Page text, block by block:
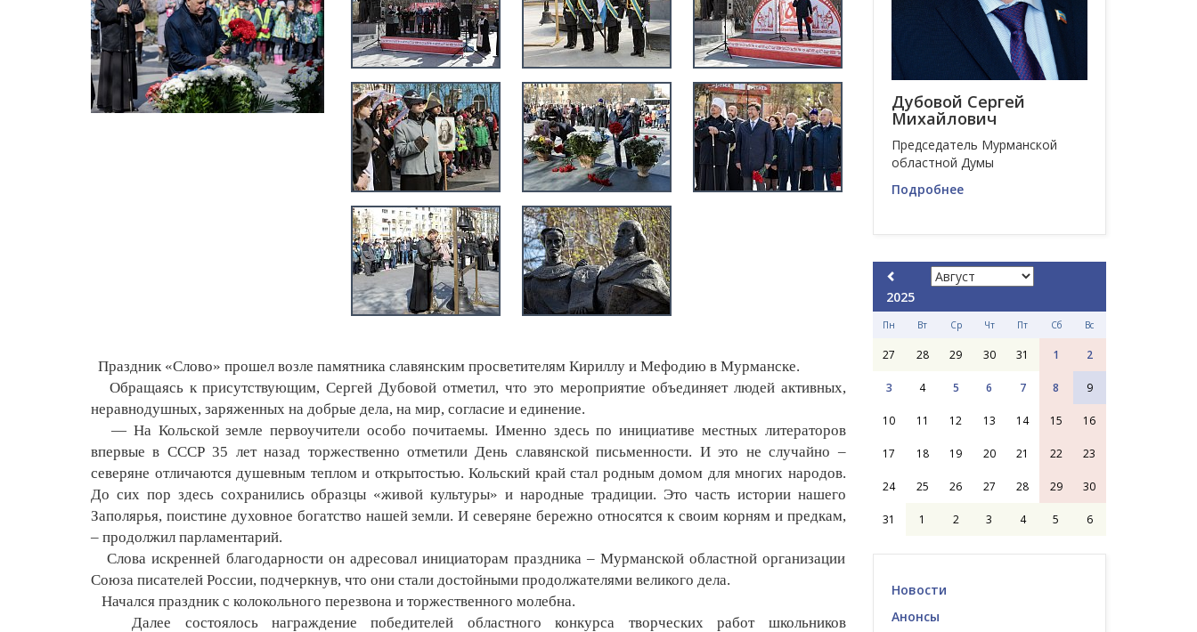
Праздник «Слово» прошел возле памятника славянским просветителям Кириллу и Мефодию в Мурманске.
Обращаясь к присутствующим, Сергей Дубовой отметил, что это мероприятие объединяет людей активных,
неравнодушных, заряженных на добрые дела, на мир, согласие и единение.
— На Кольской земле первоучители особо почитаемы. Именно здесь по инициативе местных литераторов
впервые в СССР 35 лет назад торжественно отметили День славянской письменности. И это не случайно –
северяне отличаются душевным теплом и открытостью. Кольский край стал родным домом для многих народов.
До сих пор здесь сохранились образцы «живой культуры» и народные традиции. Это часть истории нашего
Заполярья, поистине духовное богатство нашей земли. И северяне бережно относятся к своим корням и предкам,
­– продолжил парламентарий.
Слова искренней благодарности он адресовал инициаторам праздника – Мурманской областной организации
Союза писателей России, подчеркнув, что они стали достойными продолжателями великого дела.
Начался праздник с колокольного перезвона и торжественного молебна.
Далее состоялось награждение победителей областного конкурса творческих работ школьников
Дубовой Сергей
Михайлович
Председатель Мурманской
областной Думы
Подробнее
2025
Пн Вт Ср Чт Пт Сб Вс
27 28 29 30 31 1 2
3 4 5 6 7 8 9
10 11 12 13 14 15 16
17 18 19 20 21 22 23
24 25 26 27 28 29 30
31 1 2 3 4 5 6
Новости
Анонсы